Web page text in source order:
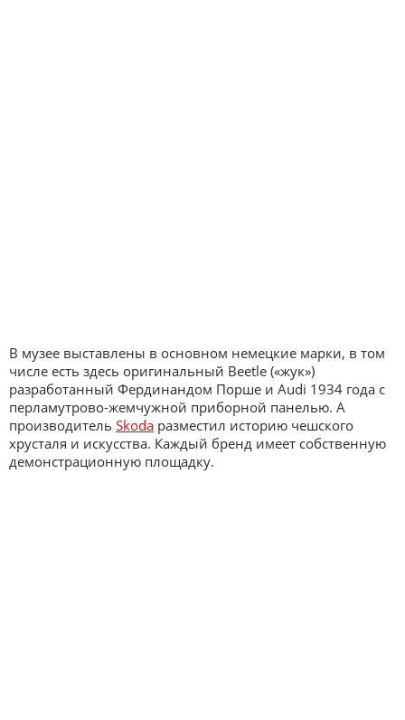
В музее выставлены в основном немецкие марки, в том
числе есть здесь оригинальный Beetle («жук»)
разработанный Фердинандом Порше и Audi 1934 года с
перламутрово-жемчужной приборной панелью. А
производитель Skoda разместил историю чешского
хрусталя и искусства. Каждый бренд имеет собственную
демонстрационную площадку.